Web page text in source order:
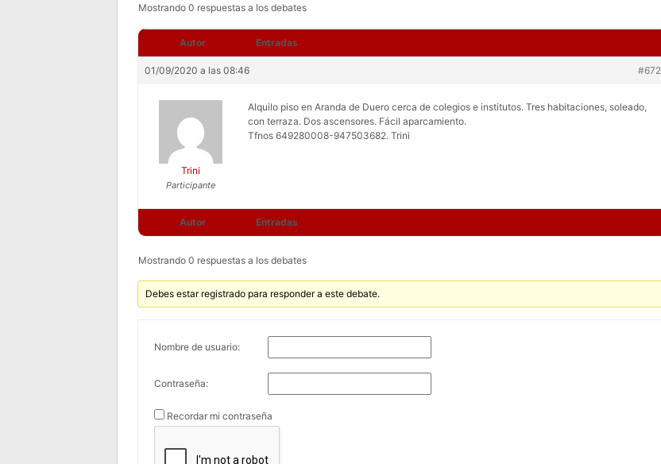
Mostrando 0 respuestas a los debates
Autor Entradas
01/09/2020 a las 08:46 #672
Trini
Participante
Alquilo piso en Aranda de Duero cerca de colegios e institutos. Tres habitaciones, soleado,
con terraza. Dos ascensores. Fácil aparcamiento.
Tfnos 649280008-947503682. Trini
Autor Entradas
Mostrando 0 respuestas a los debates
Debes estar registrado para responder a este debate.
Nombre de usuario:
Contraseña:
Recordar mi contraseña